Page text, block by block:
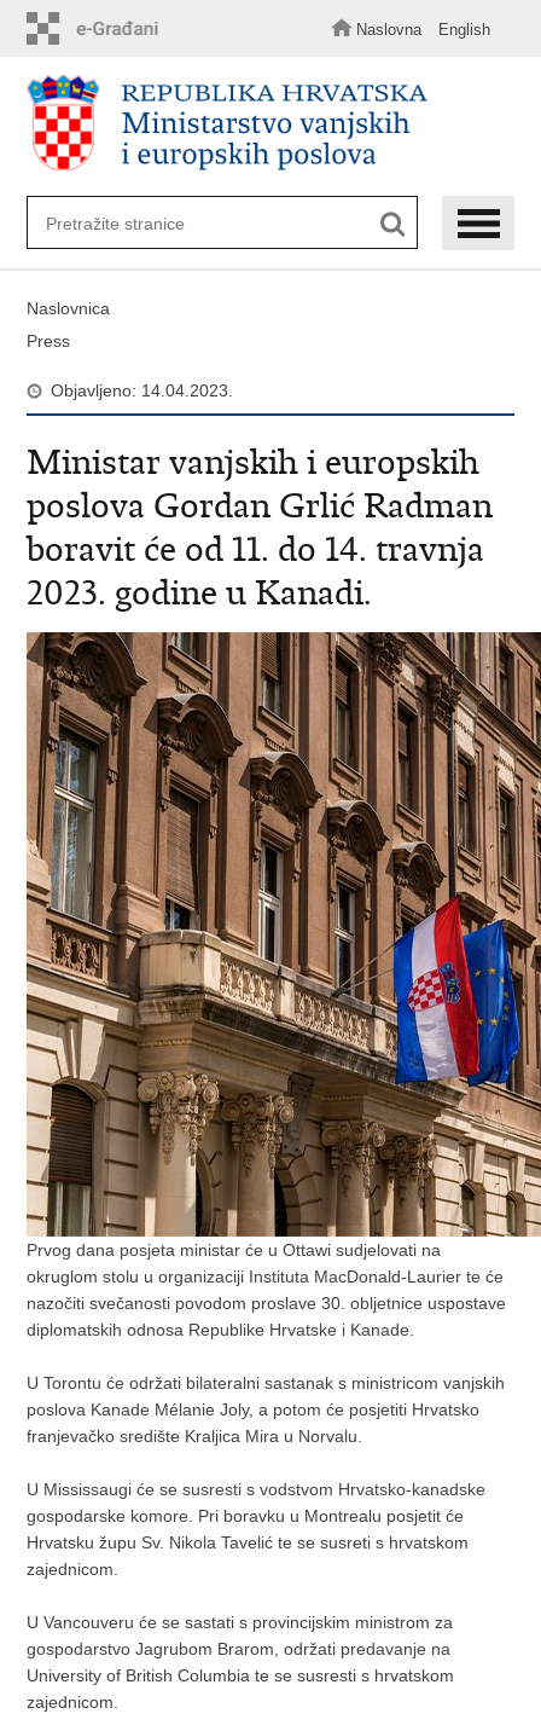
sadržaj
Naslovna English
Naslovnica
Press
Objavljeno: 14.04.2023.
Ministar vanjskih i europskih
poslova Gordan Grlić Radman
boravit će od 11. do 14. travnja
2023. godine u Kanadi.
Prvog dana posjeta ministar će u Ottawi sudjelovati na
okruglom stolu u organizaciji Instituta MacDonald-Laurier te će
nazočiti svečanosti povodom proslave 30. obljetnice uspostave
diplomatskih odnosa Republike Hrvatske i Kanade.
U Torontu će održati bilateralni sastanak s ministricom vanjskih
poslova Kanade Mélanie Joly, a potom će posjetiti Hrvatsko
franjevačko središte Kraljica Mira u Norvalu.
U Mississaugi će se susresti s vodstvom Hrvatsko-kanadske
gospodarske komore. Pri boravku u Montrealu posjetit će
Hrvatsku župu Sv. Nikola Tavelić te se susreti s hrvatskom
zajednicom.
U Vancouveru će se sastati s provincijskim ministrom za
gospodarstvo Jagrubom Brarom, održati predavanje na
University of British Columbia te se susresti s hrvatskom
zajednicom.